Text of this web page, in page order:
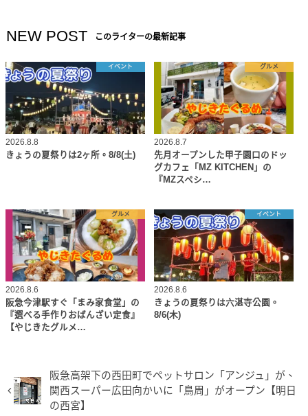
NEW POST このライターの最新記事
イベント
2026.8.8
きょうの夏祭りは2ヶ所。8/8(土)
グルメ
2026.8.7
先月オープンした甲子園口のドッ
グカフェ「MZ KITCHEN」の
『MZスペシ…
グルメ
2026.8.6
阪急今津駅すぐ「まみ家食堂」の
『選べる手作りおばんざい定食』
【やじきたグルメ…
イベント
2026.8.6
きょうの夏祭りは六湛寺公園。
8/6(木)
阪急高架下の西田町でペットサロン「アンジュ」が、
関西スーパー広田向かいに「鳥周」がオープン【明日
の西宮】